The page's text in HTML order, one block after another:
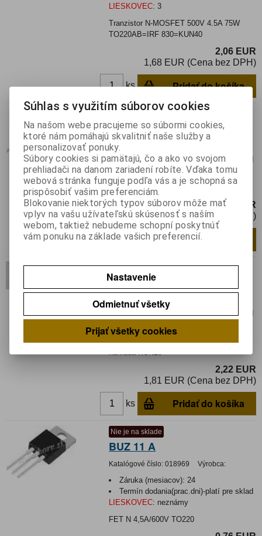
LIESKOVEC: 3
Tranzistor N-MOSFET 500V 4.5A 75W
TO220AB=IRF 830=KUN40
2,06 EUR
1,68 EUR (Cena bez DPH)
ks Pridať do košíka
BUZ 20=KUN 10
Katalógové číslo: 013697 Výrobca:
Záruka (mesiacov):
Termín dodania(prac.dni)-platí pre sklad
LIESKOVEC
3
FET N 4,5A/600V TO220
2,06 EUR
1,72 EUR (Cena bez DPH)
ks Pridať do košíka
BUZ 30
Záruka (mesiacov):
Termín dodania(prac.dni)-platí pre sklad
FET N 4,5A/600V TO220 tranzistor,
2,22 EUR
1,81 EUR (Cena bez DPH)
ks Pridať do košíka
Nie je na sklade
BUZ 11 A
Katalógové číslo: 018969 Výrobca:
Záruka (mesiacov): 24
Termín dodania(prac.dni)-platí pre sklad
LIESKOVEC: neznámy
FET N 4,5A/600V TO220
Súhlas s využitím súborov cookies
Na našom webe pracujeme so súbormi cookies,
ktoré nám pomáhajú skvalitniť naše služby a
personalizovať ponuky.
Súbory cookies si pamätajú, čo a ako vo svojom
prehliadači na danom zariadení robíte. Vďaka tomu
webová stránka funguje podľa vás a je schopná sa
prispôsobiť vašim preferenciám.
Blokovanie niektorých typov súborov môže mať
vplyv na vašu užívateľskú skúsenosť s naším
webom, taktiež nebudeme schopní poskytnúť
vám ponuku na základe vašich preferencií.
Nastavenie
Odmietnuť všetky
Prijať všetky cookies